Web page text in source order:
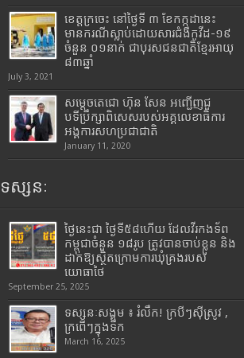
ខេត្តក្រចេះ នៅថ្ងៃទី ៣ ខែកក្កដានេះ
មានករណីស្លាប់ដោយសារជំងឺកូវីដ-១៩
ចំនួន ០១នាក់ ជាបុរសជនជាតិខ្មែរអាយុ
៨៣ឆ្នាំ
July 3, 2021
សម្តេចតេជោ ហ៊ុន សែន អញ្ជើញជួ
បទីប្រឹក្សាពិសេសរបស់អគ្គលេខាធិការ
អង្គការសហប្រជាជាតិ
January 11, 2020
ទស្សនៈ
ថ្ងៃនេះជា ថ្ងៃទី៥៨ហើយ ដែលវីរកងទ័ព
កម្ពុជាចំនួន ១៨រូប ត្រូវបានចាប់ខ្លួន និង
ដាក់ឱ្យស្ថិតក្រោមការឃុំគ្រងរបស់
យោធាថៃ
September 25, 2025
ទស្សនៈសង្គម ៖ រំលឹក! ក្របីៗស៊ីស្រូវ ,
ក្រពើៗក្នុងទឹក
March 16, 2025